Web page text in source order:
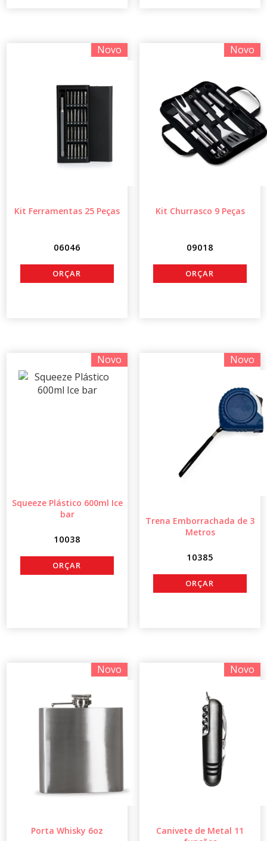
Novo
Kit Ferramentas 25 Peças
06046
Novo
Kit Churrasco 9 Peças
09018
Novo
Squeeze Plástico 600ml Ice
bar
10038
Novo
Trena Emborrachada de 3
Metros
10385
Novo
Porta Whisky 6oz
Novo
Canivete de Metal 11